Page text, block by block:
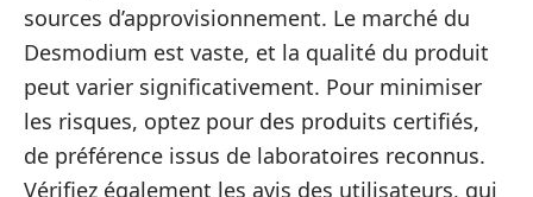
sources d’approvisionnement. Le marché du
Desmodium est vaste, et la qualité du produit
peut varier significativement. Pour minimiser
les risques, optez pour des produits certifiés,
de préférence issus de laboratoires reconnus.
Vérifiez également les avis des utilisateurs, qui